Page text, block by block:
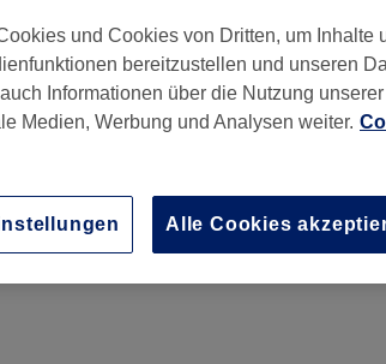
und Cookies von Dritten, um Inhalte
bereitzustellen und unseren
Informationen über die Nutzung
Medien, Werbung und Analysen weiter.
Alle Cookies